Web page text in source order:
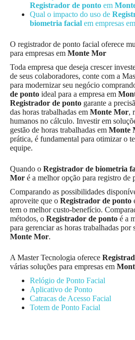
Registrador de ponto em
Qual o impacto do uso de
biometria facial em empresas em
O registrador de ponto facial oferece
para empresas em Monte Mor
Toda empresa que deseja crescer
de seus colaboradores, conte com a
para modernizar seu negócio
de ponto ideal para a empresa em
Registrador de ponto garante a
das horas trabalhadas em Monte Mor,
humanos no cálculo. Investir em
gestão de horas trabalhadas em Monte
prática, é fundamental para otimizar o
equipe.
Quando o Registrador de biometria
Mor é a melhor opção para registro de
Comparando as possibilidades
aproveite que o Registrador de ponto
tem o melhor custo-benefício.
métodos, o Registrador de ponto é a
para gerenciar as horas trabalhadas por
Monte Mor.
A Master Tecnologia oferece
várias soluções para empresas em
Relógio de Ponto Facial
Aplicativo de Ponto
Catracas de Acesso Facial
Totem de Ponto Facial